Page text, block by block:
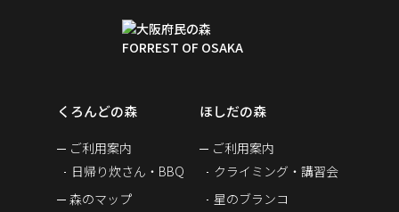
くろんどの森
ご利用案内
日帰り炊さん・BBQ
森のマップ
ほしだの森
ご利用案内
クライミング・講習会
星のブランコ